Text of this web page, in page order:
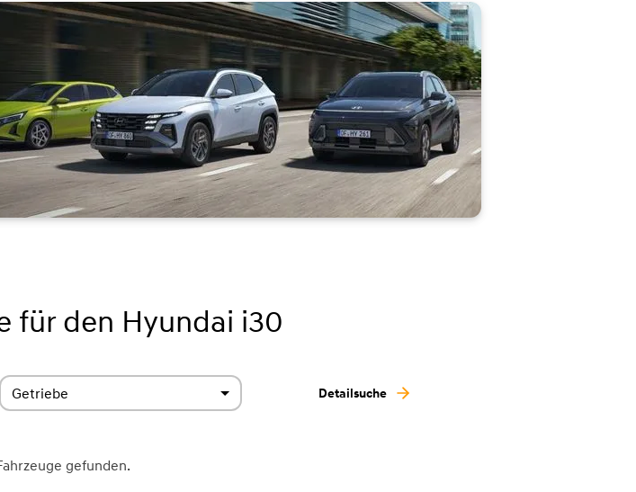
für den Hyundai i30
Getriebe Detailsuche
gefunden.